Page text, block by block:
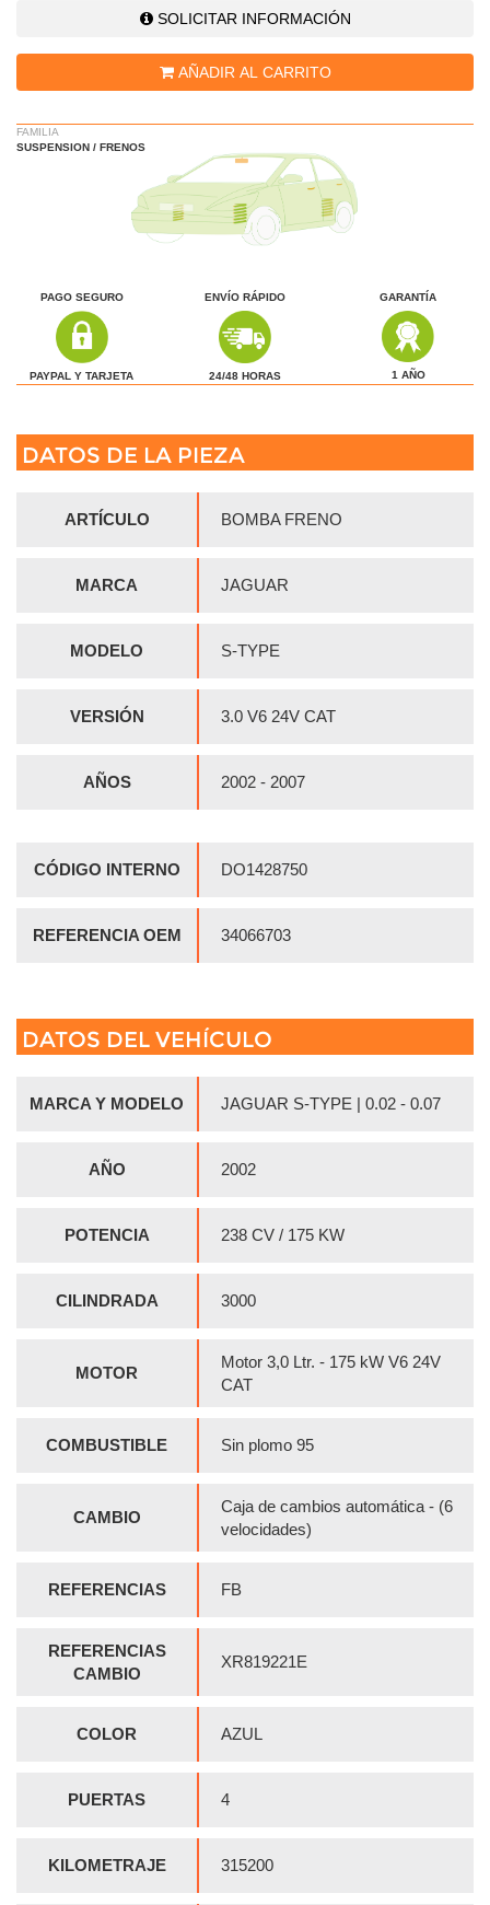
SOLICITAR INFORMACIÓN
AÑADIR AL CARRITO
FAMILIA
SUSPENSION / FRENOS
PAGO SEGURO
PAYPAL Y TARJETA
ENVÍO RÁPIDO
24/48 HORAS
GARANTÍA
1 AÑO
DATOS DE LA PIEZA
ARTÍCULO BOMBA FRENO
MARCA JAGUAR
MODELO S-TYPE
VERSIÓN 3.0 V6 24V CAT
AÑOS 2002 - 2007
CÓDIGO INTERNO DO1428750
REFERENCIA OEM 34066703
DATOS DEL VEHÍCULO
MARCA Y MODELO JAGUAR S-TYPE | 0.02 - 0.07
AÑO 2002
POTENCIA 238 CV / 175 KW
CILINDRADA 3000
MOTOR
Motor 3,0 Ltr. - 175 kW V6 24V
CAT
COMBUSTIBLE Sin plomo 95
CAMBIO
Caja de cambios automática - (6
velocidades)
REFERENCIAS FB
REFERENCIAS
CAMBIO
XR819221E
COLOR AZUL
PUERTAS 4
KILOMETRAJE 315200